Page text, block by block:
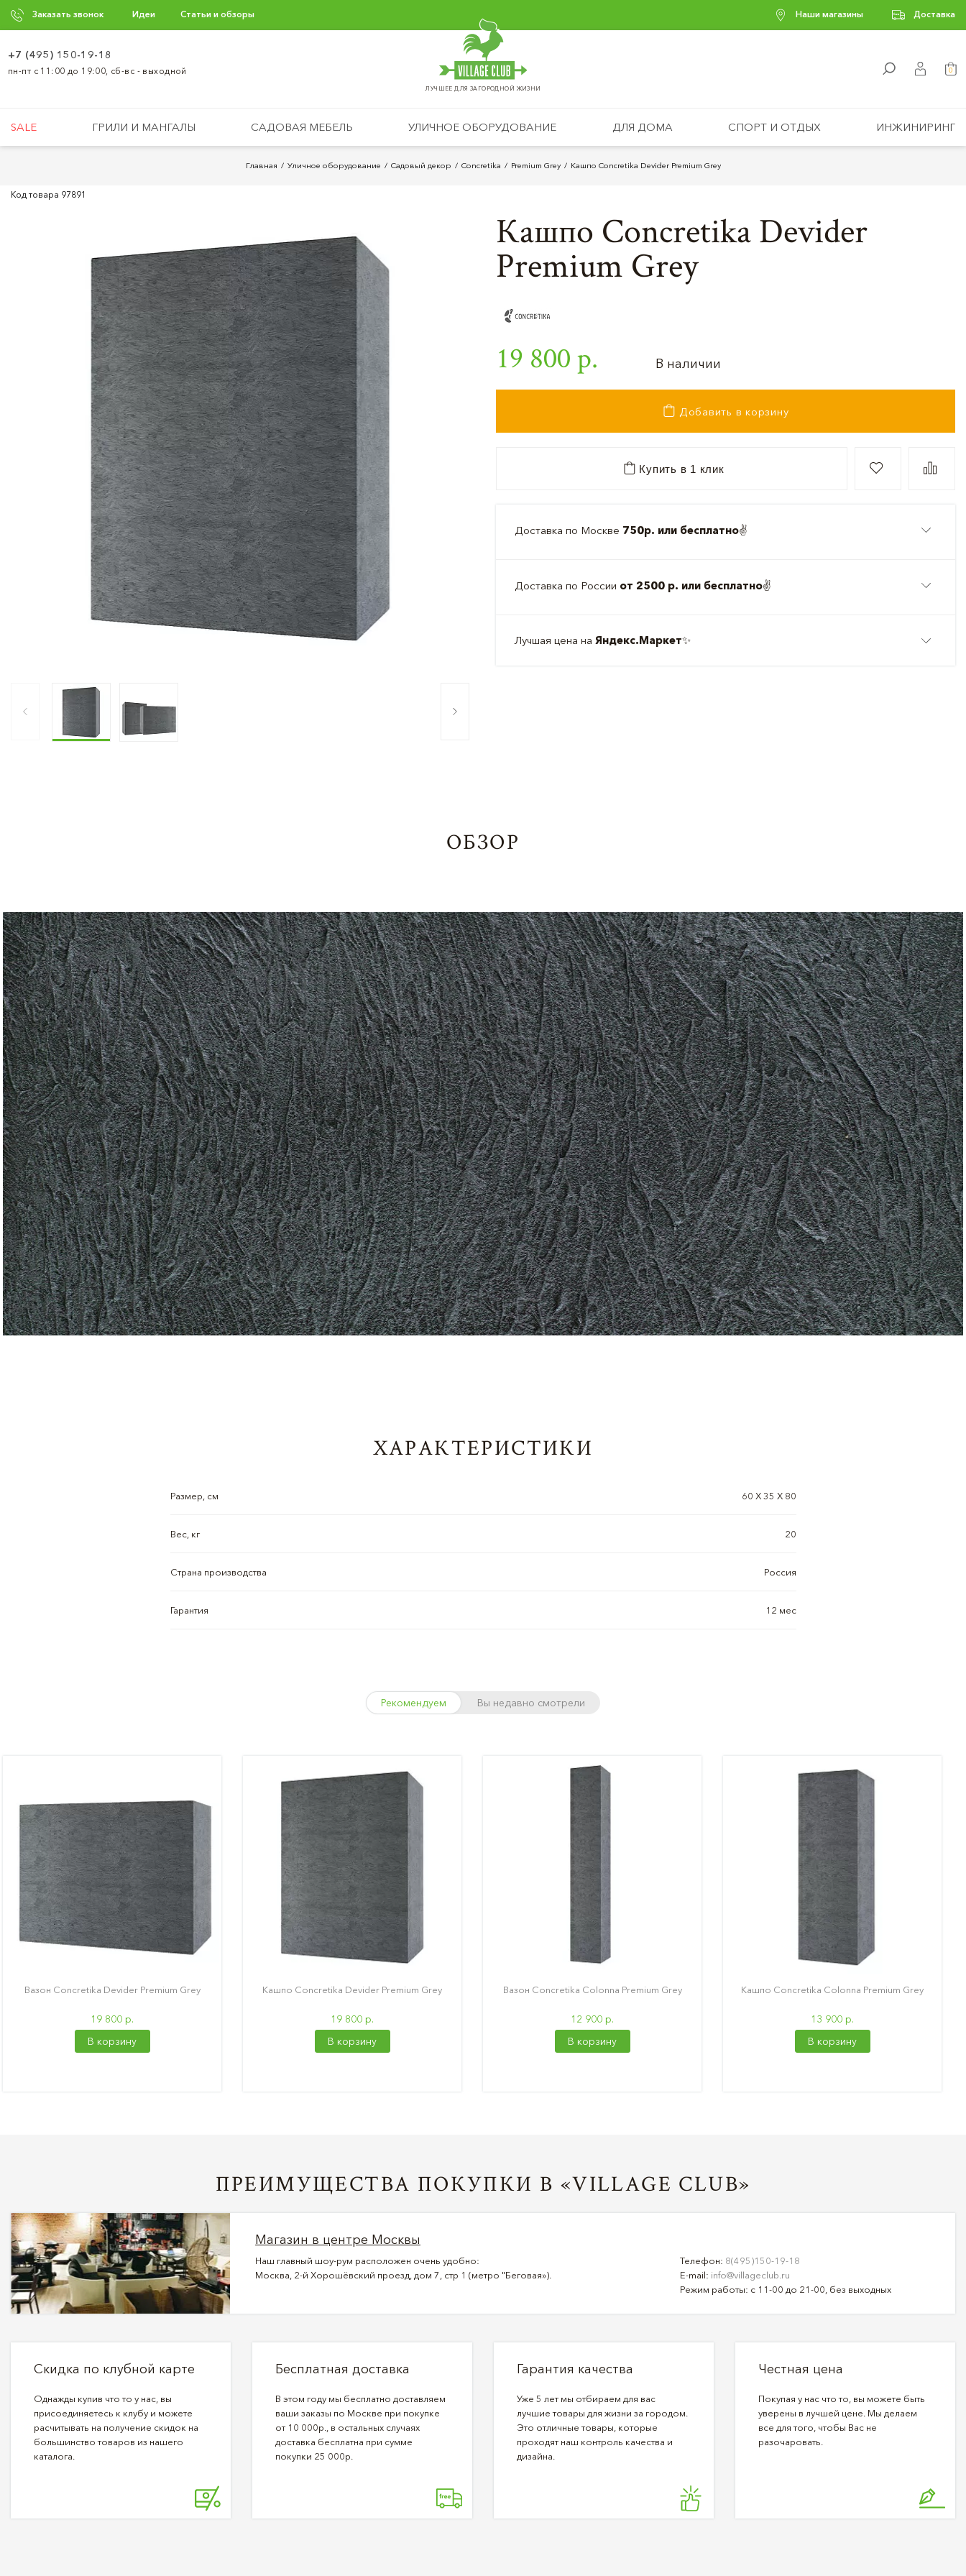
Заказать звонок Идеи Статьи и обзоры Наши магазины Доставка
ЛУЧШЕЕ ДЛЯ ЗАГОРОДНОЙ ЖИЗНИ
+7 (495) 150-19-18
пн-пт с 11:00 до 19:00, сб-вс - выходной 0
SALE ГРИЛИ И МАНГАЛЫ САДОВАЯ МЕБЕЛЬ УЛИЧНОЕ ОБОРУДОВАНИЕ ДЛЯ ДОМА СПОРТ И ОТДЫХ ИНЖИНИРИНГ
Главная Уличное оборудование Cадовый декор Concretika Premium Grey Кашпо Concretika Devider Premium Grey
Код товара 97891
Кашпо Concretika Devider
Premium Grey
19 800 р. В наличии
Добавить в корзину
Купить в 1 клик
Доставка по Москве 750р. или бесплатно✌️
Доставка по России от 2500 р. или бесплатно✌️
Лучшая цена на Яндекс.Маркет✨
ОБЗОР
ХАРАКТЕРИСТИКИ
Размер, см 60 X 35 X 80
Вес, кг 20
Страна производства Россия
Гарантия 12 мес
Рекомендуем Вы недавно смотрели
Вазон Concretika Devider Premium Grey
19 800 р.
В корзину
Кашпо Concretika Devider Premium Grey
19 800 р.
В корзину
Вазон Concretika Colonna Premium Grey
12 900 р.
В корзину
Кашпо Concretika Colonna Premium Grey
13 900 р.
В корзину
ПРЕИМУЩЕСТВА ПОКУПКИ В «VILLAGE CLUB»
Магазин в центре Москвы
Наш главный шоу-рум расположен очень удобно:
Москва, 2-й Хорошёвский проезд, дом 7, стр 1 (метро "Беговая»).
Телефон: 8(495)150-19-18
E-mail: info@villageclub.ru
Режим работы: с 11-00 до 21-00, без выходных
Скидка по клубной карте
Однажды купив что то у нас, вы
присоединяетесь к клубу и можете
расчитывать на получение скидок на
большинство товаров из нашего
каталога.
Бесплатная доставка
В этом году мы бесплатно доставляем
ваши заказы по Москве при покупке
от 10 000р., в остальных случаях
доставка бесплатна при сумме
покупки 25 000р.
Гарантия качества
Уже 5 лет мы отбираем для вас
лучшие товары для жизни за городом.
Это отличные товары, которые
проходят наш контроль качества и
дизайна.
Честная цена
Покупая у нас что то, вы можете быть
уверены в лучшей цене. Мы делаем
все для того, чтобы Вас не
разочаровать.